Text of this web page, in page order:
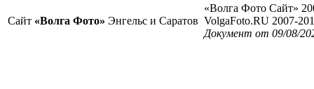
Сайт «Волга Фото» Энгельс и Саратов
«Волга Фото Сайт»
VolgaFoto.RU 2007-
Документ от 09/08/